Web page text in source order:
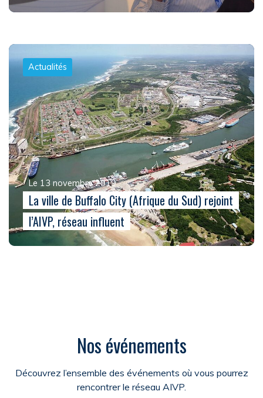
Actualités
Le 13 novembre 2019
La ville de Buffalo City (Afrique du Sud) rejoint
l’AIVP, réseau influent
Nos événements
Découvrez l’ensemble des événements où vous pourrez
rencontrer le réseau AIVP.